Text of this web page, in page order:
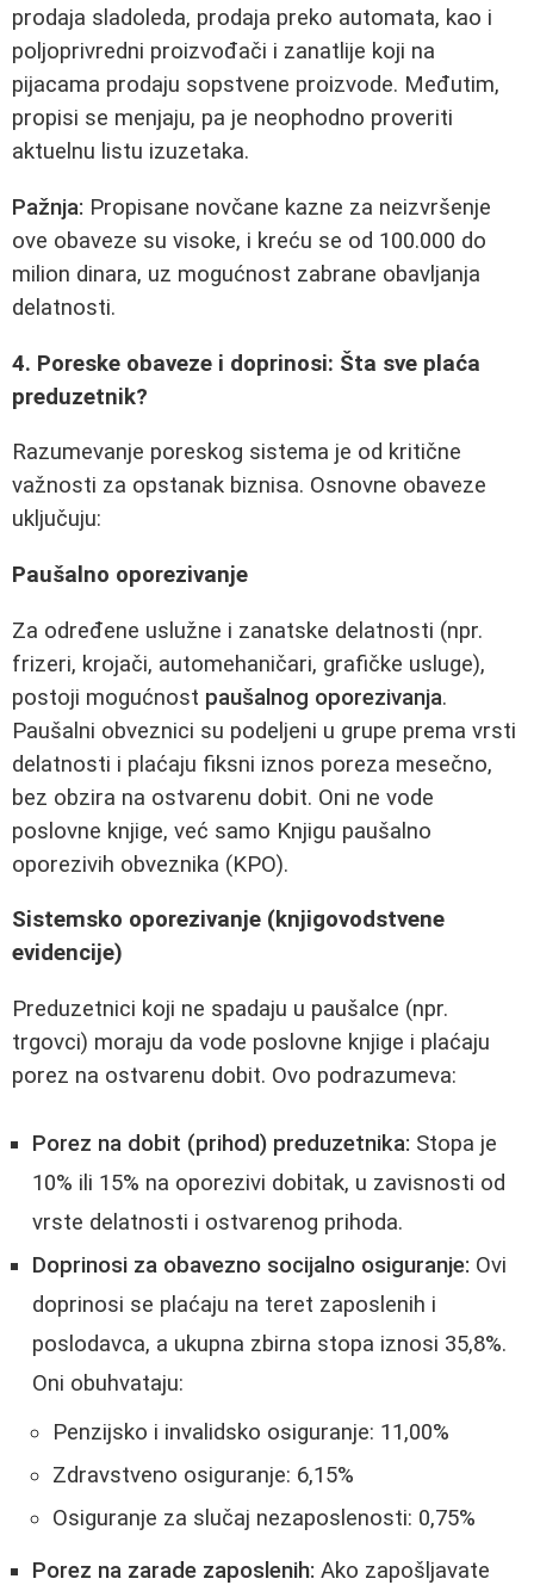
prodaja sladoleda, prodaja preko automata, kao i
poljoprivredni proizvođači i zanatlije koji na
pijacama prodaju sopstvene proizvode. Međutim,
propisi se menjaju, pa je neophodno proveriti
aktuelnu listu izuzetaka.
Pažnja: Propisane novčane kazne za neizvršenje
ove obaveze su visoke, i kreću se od 100.000 do
milion dinara, uz mogućnost zabrane obavljanja
delatnosti.
4. Poreske obaveze i doprinosi: Šta sve plaća
preduzetnik?
Razumevanje poreskog sistema je od kritične
važnosti za opstanak biznisa. Osnovne obaveze
uključuju:
Paušalno oporezivanje
Za određene uslužne i zanatske delatnosti (npr.
frizeri, krojači, automehaničari, grafičke usluge),
postoji mogućnost paušalnog oporezivanja.
Paušalni obveznici su podeljeni u grupe prema vrsti
delatnosti i plaćaju fiksni iznos poreza mesečno,
bez obzira na ostvarenu dobit. Oni ne vode
poslovne knjige, već samo Knjigu paušalno
oporezivih obveznika (KPO).
Sistemsko oporezivanje (knjigovodstvene
evidencije)
Preduzetnici koji ne spadaju u paušalce (npr.
trgovci) moraju da vode poslovne knjige i plaćaju
porez na ostvarenu dobit. Ovo podrazumeva:
Porez na dobit (prihod) preduzetnika: Stopa je
10% ili 15% na oporezivi dobitak, u zavisnosti od
vrste delatnosti i ostvarenog prihoda.
Doprinosi za obavezno socijalno osiguranje: Ovi
doprinosi se plaćaju na teret zaposlenih i
poslodavca, a ukupna zbirna stopa iznosi 35,8%.
Oni obuhvataju:
Penzijsko i invalidsko osiguranje: 11,00%
Zdravstveno osiguranje: 6,15%
Osiguranje za slučaj nezaposlenosti: 0,75%
Porez na zarade zaposlenih: Ako zapošljavate